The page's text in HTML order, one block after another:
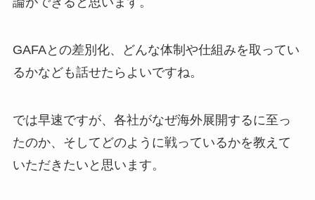
GAFAとの差別化、どんな体制や仕組みを取ってい
るかなども話せたらよいですね。
では早速ですが、各社がなぜ海外展開するに至っ
たのか、そしてどのように戦っているかを教えて
いただきたいと思います。